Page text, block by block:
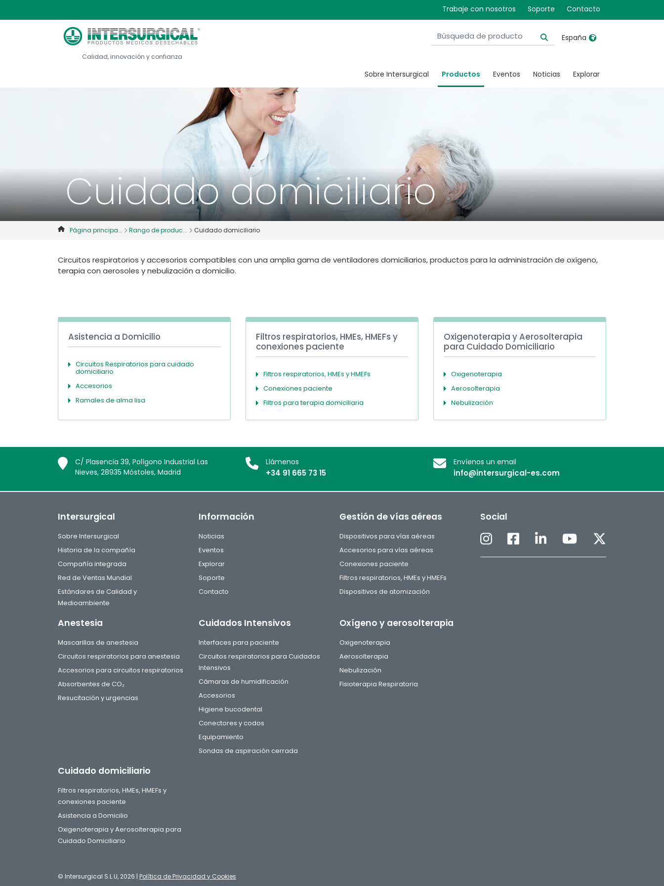
Trabaje con nosotros Soporte Contacto
Calidad, innovación y confianza
España
United States
Canada, English
Canada, Français
China
Colombia
Denmark
Russia
Sobre Intersurgical Productos Eventos Noticias Explorar
Cuidado domiciliario
Página principa... Rango de produc... Cuidado domiciliario
Circuitos respiratorios y accesorios compatibles con una amplia gama de ventiladores domiciliarios, productos para la administración de oxígeno,
terapia con aerosoles y nebulización a domicilio.
Asistencia a Domicilio
Circuitos Respiratorios para cuidado
domiciliario
Accesorios
Ramales de alma lisa
Filtros respiratorios, HMEs, HMEFs y
conexiones paciente
Filtros respiratorios, HMEs y HMEFs
Conexiones paciente
Filtros para terapia domiciliaria
Oxigenoterapia y Aerosolterapia
para Cuidado Domiciliario
Oxigenoterapia
Aerosolterapia
Nebulización
C/ Plasencia 39, Polígono Industrial Las
Nieves, 28935 Móstoles, Madrid
Llámenos
+34 91 665 73 15
Envíenos un email
info@intersurgical-es.com
Intersurgical
Sobre Intersurgical
Historia de la compañía
Compañía integrada
Red de Ventas Mundial
Estándares de Calidad y
Medioambiente
Información
Noticias
Eventos
Explorar
Soporte
Contacto
Gestión de vías aéreas
Dispositivos para vías aéreas
Accesorios para vías aéreas
Conexiones paciente
Filtros respiratorios, HMEs y HMEFs
Dispositivos de atomización
Anestesia
Mascarillas de anestesia
Circuitos respiratorios para anestesia
Accesorios para circuitos respiratorios
Absorbentes de CO₂
Resucitación y urgencias
Cuidados Intensivos
Interfaces para paciente
Circuitos respiratorios para Cuidados
Intensivos
Cámaras de humidificación
Accesorios
Higiene bucodental
Conectores y codos
Equipamiento
Sondas de aspiración cerrada
Oxígeno y aerosolterapia
Oxigenoterapia
Aerosolterapia
Nebulización
Fisioterapia Respiratoria
Cuidado domiciliario
Filtros respiratorios, HMEs, HMEFs y
conexiones paciente
Asistencia a Domicilio
Oxigenoterapia y Aerosolterapia para
Cuidado Domiciliario
Social
© Intersurgical S.L.U, 2026 | Política de Privacidad y Cookies